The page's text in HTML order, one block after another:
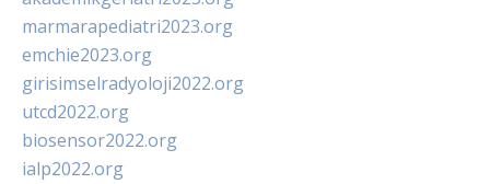
marmarapediatri2023.org
emchie2023.org
girisimselradyoloji2022.org
utcd2022.org
biosensor2022.org
ialp2022.org